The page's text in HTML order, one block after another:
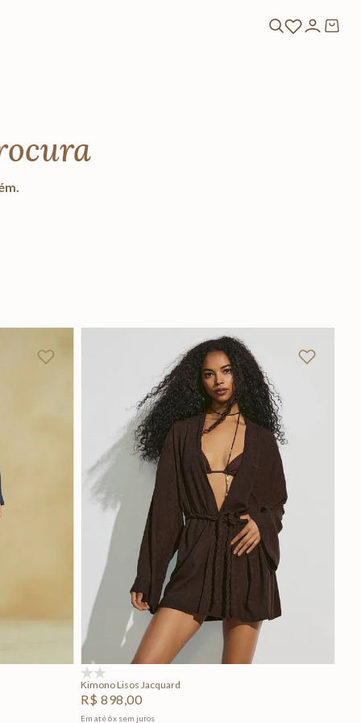
P M
Adicionar na sacola
Kimono Lisos Jacquard
R$ 898,00
Em até6x sem juros